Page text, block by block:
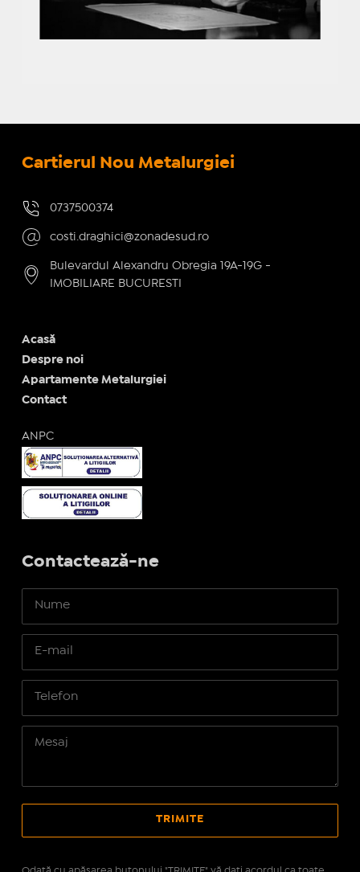
Cartierul Nou Metalurgiei
0737500374
costi.draghici@zonadesud.ro
Bulevardul Alexandru Obregia 19A-19G -
IMOBILIARE BUCURESTI
Acasă
Despre noi
Apartamente Metalurgiei
Contact
ANPC
Contactează-ne